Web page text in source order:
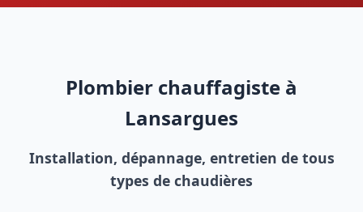
Plombier chauffagiste à
Lansargues
Installation, dépannage, entretien de tous
types de chaudières